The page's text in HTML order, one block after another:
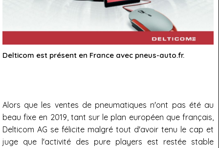
Delticom est présent en France avec pneus-auto.fr.
Alors que les ventes de pneumatiques n'ont pas été au
beau fixe en 2019, tant sur le plan européen que français,
Delticom AG se félicite malgré tout d'avoir tenu le cap et
juge que l'activité des pure players est restée stable